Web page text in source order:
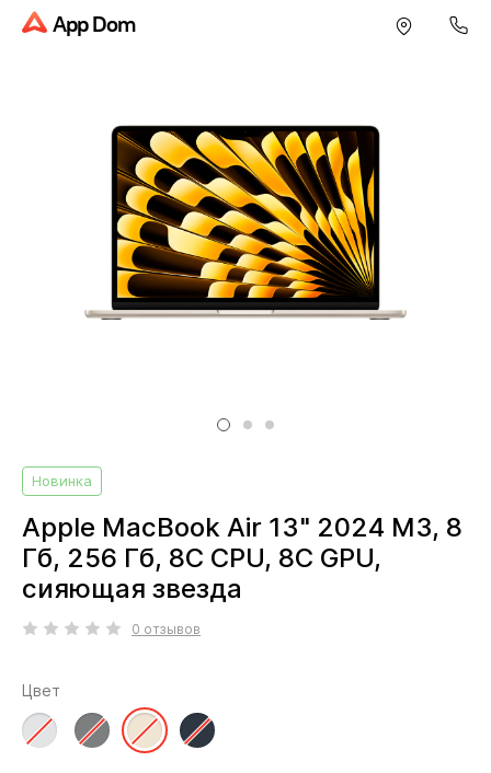
App Dom
Новинка
Apple MacBook Air 13" 2024 M3, 8
Гб, 256 Гб, 8C CPU, 8C GPU,
сияющая звезда
0 отзывов
Цвет